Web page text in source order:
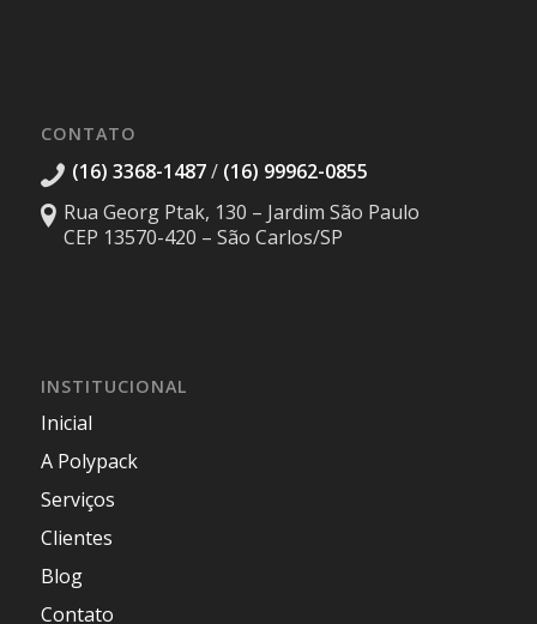
CONTATO
(16) 3368-1487/ (16) 99962-0855
Rua Georg Ptak, 130 – Jardim São Paulo
CEP 13570-420 – São Carlos/SP
INSTITUCIONAL
Inicial
A Polypack
Serviços
Clientes
Blog
Contato